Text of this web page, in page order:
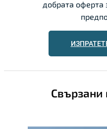
добрата
Свързани